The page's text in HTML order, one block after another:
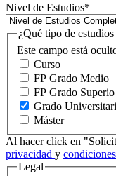
Nivel de Estudios*
Este campo está
¿Qué tipo de
Curso
FP Grado Medio
FP Grado Superio
Grado
Máster
Al hacer click en
privacidad y
Legal